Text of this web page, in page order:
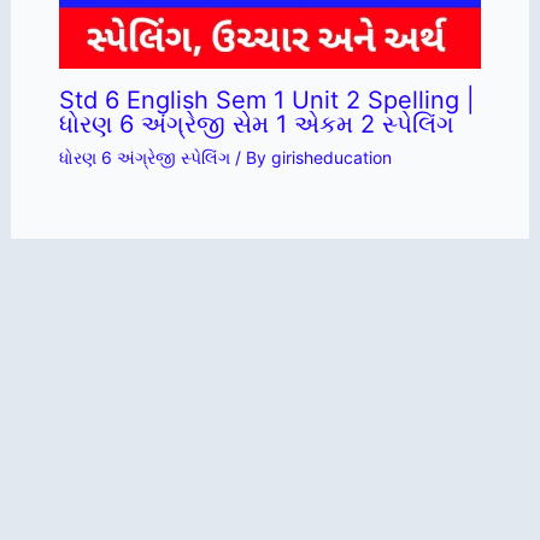
Std 6 English Sem 1 Unit 2 Spelling |
ધોરણ 6 અંગ્રેજી સેમ 1 એકમ 2 સ્પેલિંગ
ધોરણ 6 અંગ્રેજી સ્પેલિંગ / By girisheducation